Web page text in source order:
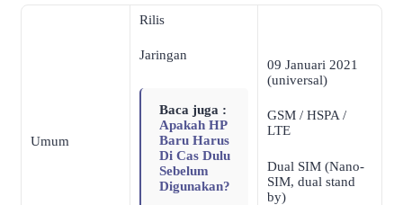
Umum
Rilis
Jaringan
Baca juga :
Apakah HP
Baru Harus
Di Cas Dulu
Sebelum
Digunakan?
09 Januari 2021
(universal)
GSM / HSPA /
LTE
Dual SIM (Nano-
SIM, dual stand
by)